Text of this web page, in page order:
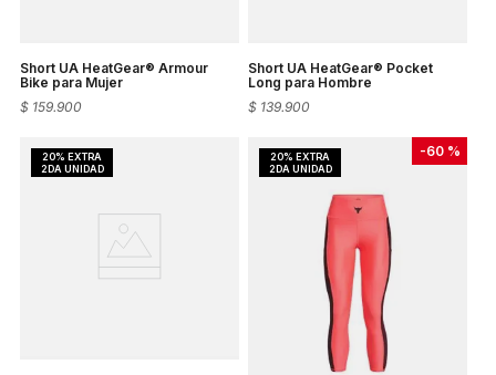
Short UA HeatGear® Armour
Bike para Mujer
$ 159.900
Short UA HeatGear® Pocket
Long para Hombre
$ 139.900
-60 %